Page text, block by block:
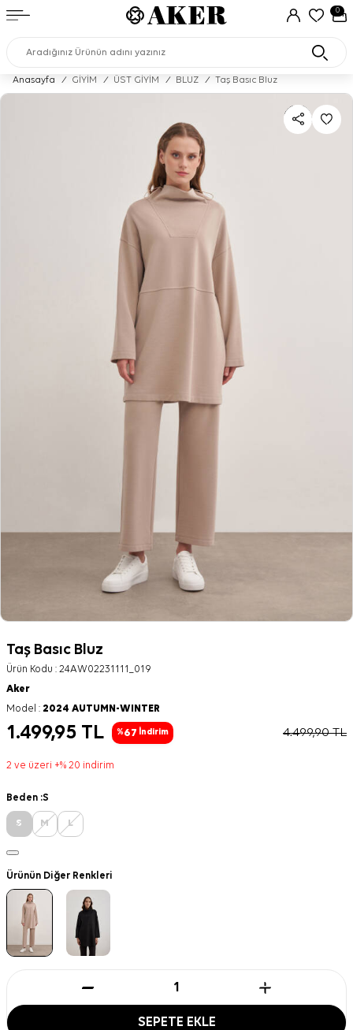
0
Anasayfa / GİYİM / ÜST GİYİM / BLUZ / Taş Basıc Bluz
Taş Basıc Bluz
Ürün Kodu : 24AW02231111_019
Aker
Model : 2024 AUTUMN-WINTER
1.499,95 TL %67 İndirim 4.499,90TL
2 ve üzeri +% 20 indirim
Beden :S
S M L
Ürünün Diğer Renkleri
SEPETE EKLE